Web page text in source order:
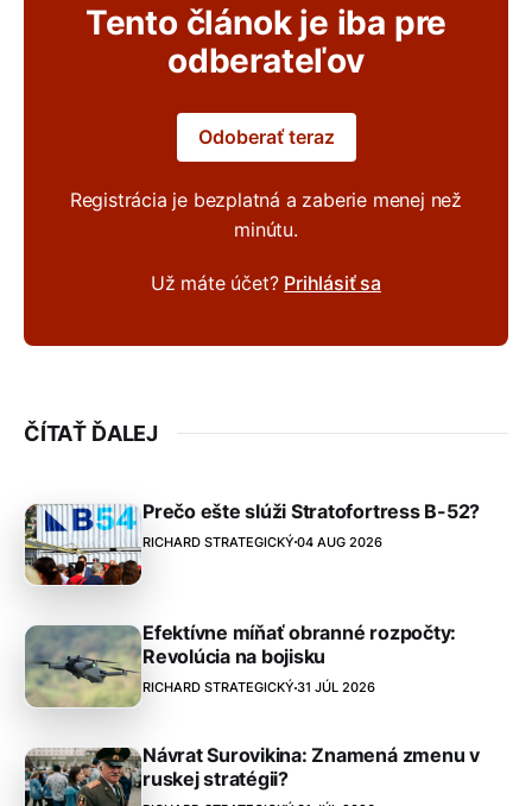
Tento článok je iba pre
odberateľov
Odoberať teraz
Registrácia je bezplatná a zaberie menej než
minútu.
Už máte účet? Prihlásiť sa
ČÍTAŤ ĎALEJ
Prečo ešte slúži Stratofortress B-52?
RICHARD STRATEGICKÝ 04 AUG 2026
Efektívne míňať obranné rozpočty:
Revolúcia na bojisku
RICHARD STRATEGICKÝ 31 JÚL 2026
Návrat Surovikina: Znamená zmenu v
ruskej stratégii?